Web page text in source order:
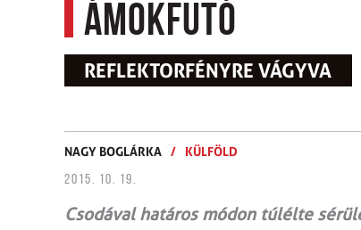
ámokfutó
REFLEKTORFÉNYRE VÁGYVA
NAGY BOGLÁRKA / KÜLFÖLD
2015. 10. 19.
Csodával határos módon túlélte